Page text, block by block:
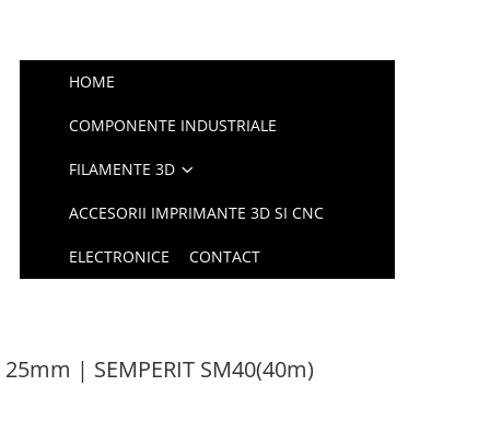
HOME
COMPONENTE INDUSTRIALE
FILAMENTE 3D
ACCESORII IMPRIMANTE 3D SI CNC
ELECTRONICE CONTACT
| SEMPERIT SM40(40m)